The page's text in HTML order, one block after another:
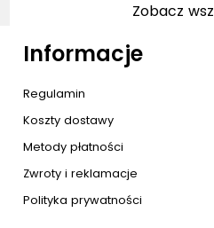
Zobacz
Informacje
Regulamin
Koszty dostawy
Metody płatności
Zwroty i reklamacje
Polityka prywatności